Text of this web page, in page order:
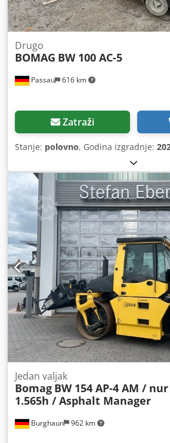
Passau 616 km
Drugo
BOMAG BW 100 AC-5
Zatraži
Stanje: polovno, Godina izgradnje:
Burghaun 962 km
Jedan valjak
Bomag BW 154 AP-4 AM / nur
1.565h / Asphalt Manager